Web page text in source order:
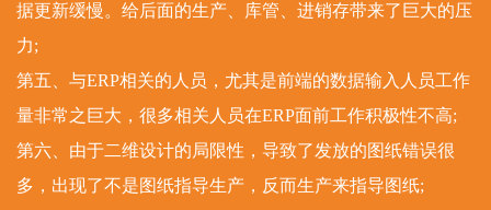
据更新缓慢。给后面的生产、库管、进销存带来了巨大的压
力;
第五、与ERP相关的人员，尤其是前端的数据输入人员工作
量非常之巨大，很多相关人员在ERP面前工作积极性不高;
第六、由于二维设计的局限性，导致了发放的图纸错误很
多，出现了不是图纸指导生产，反而生产来指导图纸;